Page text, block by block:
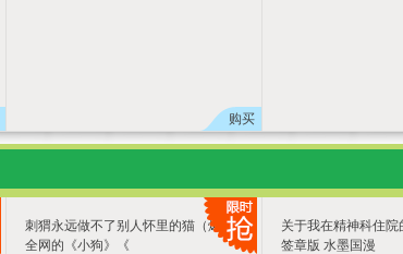
购买
刺猬永远做不了别人怀里的猫（爆火
全网的《小狗》《
关于我在精神科住院
签章版 水墨国漫